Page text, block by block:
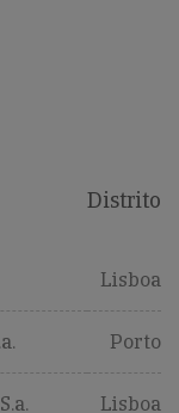
Distrito
Lisboa
Porto
Lisboa